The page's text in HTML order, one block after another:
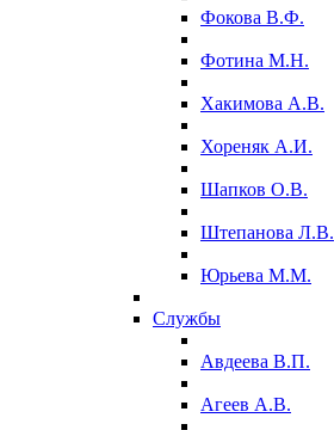
Фокова В.Ф.
Фотина М.Н.
Хакимова А.В.
Хореняк А.И.
Шапков О.В.
Штепанова Л.В.
Юрьева М.М.
Службы
Авдеева В.П.
Агеев А.В.